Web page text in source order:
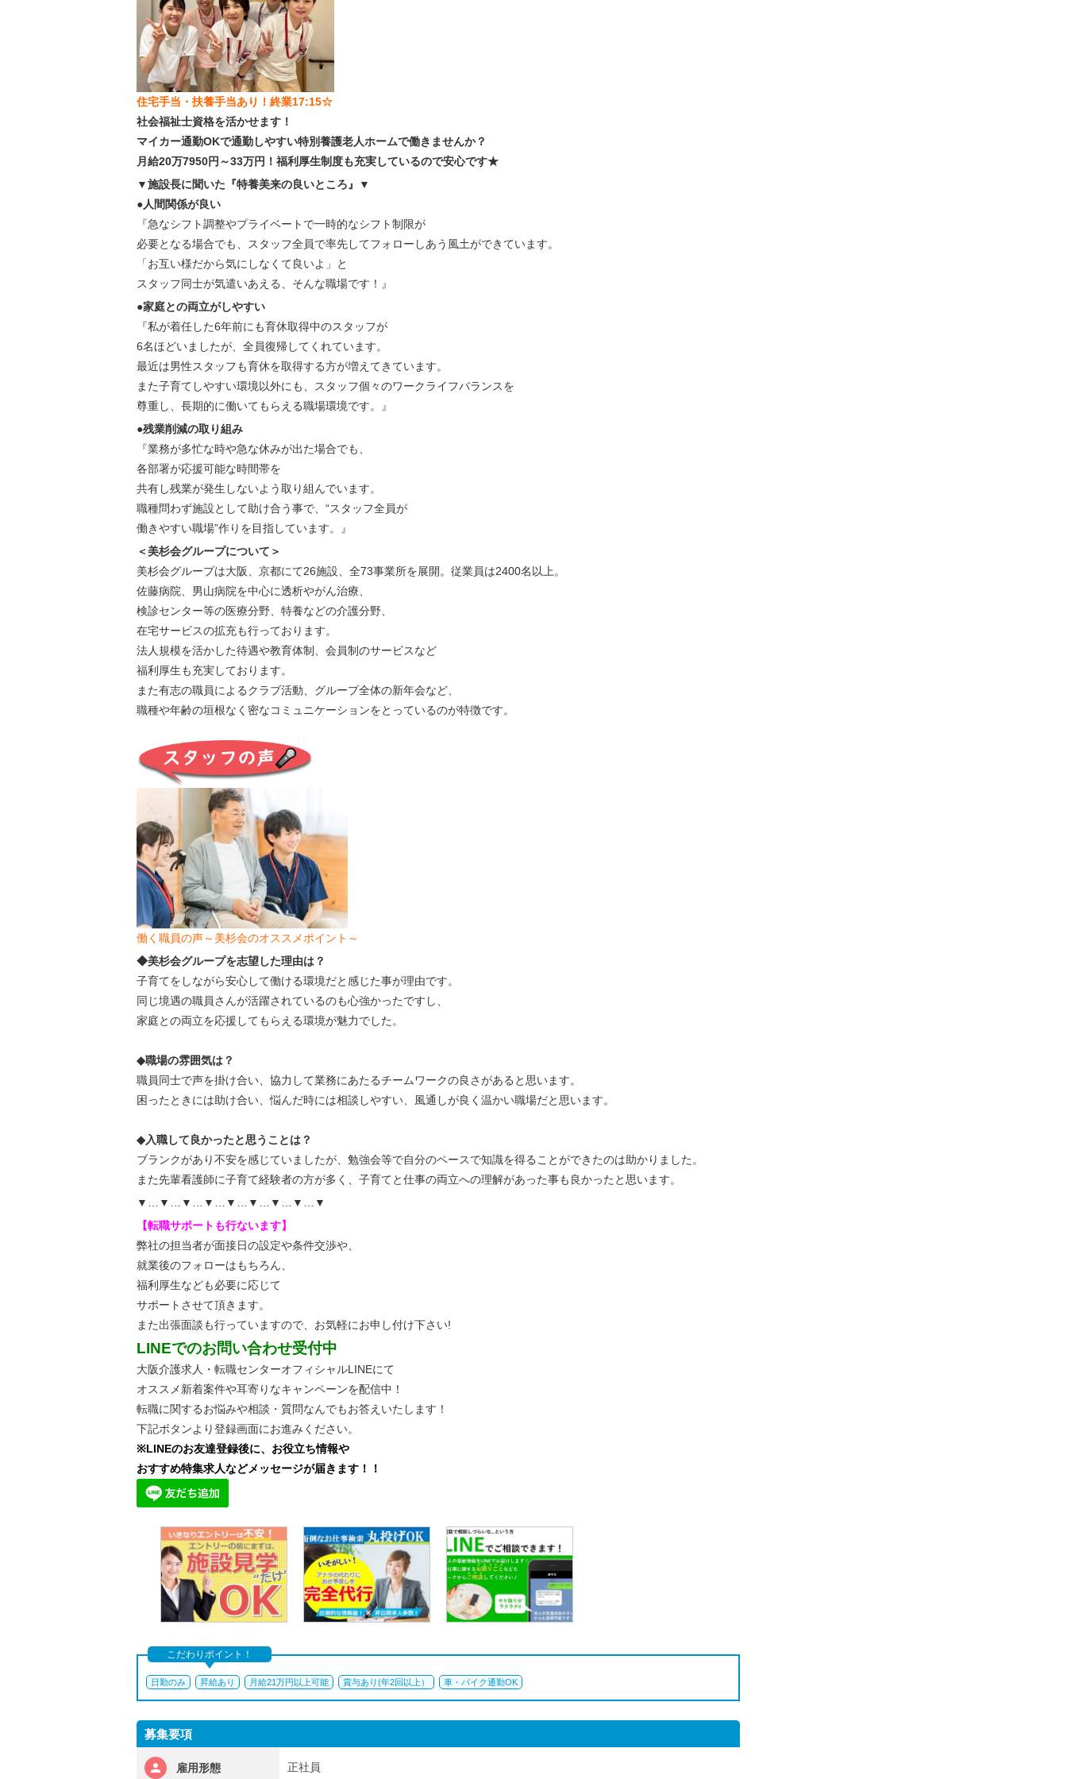
住宅手当・扶養手当あり！終業17:15☆
社会福祉士資格を活かせます！
マイカー通勤OKで通勤しやすい特別養護老人ホームで働きませんか？
月給20万7950円～33万円！福利厚生制度も充実しているので安心です★
▼施設長に聞いた『特養美来の良いところ』▼
●人間関係が良い
『急なシフト調整やプライベートで一時的なシフト制限が
必要となる場合でも、スタッフ全員で率先してフォローしあう風土ができています。
「お互い様だから気にしなくて良いよ」と
スタッフ同士が気遣いあえる、そんな職場です！』
●家庭との両立がしやすい
『私が着任した6年前にも育休取得中のスタッフが
6名ほどいましたが、全員復帰してくれています。
最近は男性スタッフも育休を取得する方が増えてきています。
また子育てしやすい環境以外にも、スタッフ個々のワークライフバランスを
尊重し、長期的に働いてもらえる職場環境です。』
●残業削減の取り組み
『業務が多忙な時や急な休みが出た場合でも、
各部署が応援可能な時間帯を
共有し残業が発生しないよう取り組んでいます。
職種問わず施設として助け合う事で、“スタッフ全員が
働きやすい職場”作りを目指しています。』
＜美杉会グループについて＞
美杉会グループは大阪、京都にて26施設、全73事業所を展開。従業員は2400名以上。
佐藤病院、男山病院を中心に透析やがん治療、
検診センター等の医療分野、特養などの介護分野、
在宅サービスの拡充も行っております。
法人規模を活かした待遇や教育体制、会員制のサービスなど
福利厚生も充実しております。
また有志の職員によるクラブ活動、グループ全体の新年会など、
職種や年齢の垣根なく密なコミュニケーションをとっているのが特徴です。
働く職員の声～美杉会のオススメポイント～
◆美杉会グループを志望した理由は？
子育てをしながら安心して働ける環境だと感じた事が理由です。
同じ境遇の職員さんが活躍されているのも心強かったですし、
家庭との両立を応援してもらえる環境が魅力でした。
◆職場の雰囲気は？
職員同士で声を掛け合い、協力して業務にあたるチームワークの良さがあると思います。
困ったときには助け合い、悩んだ時には相談しやすい、風通しが良く温かい職場だと思います。
◆入職して良かったと思うことは？
ブランクがあり不安を感じていましたが、勉強会等で自分のペースで知識を得ることができたのは助かりました。
また先輩看護師に子育て経験者の方が多く、子育てと仕事の両立への理解があった事も良かったと思います。
▼…▼…▼…▼…▼…▼…▼…▼…▼
【転職サポートも行ないます】
弊社の担当者が面接日の設定や条件交渉や、
就業後のフォローはもちろん、
福利厚生なども必要に応じて
サポートさせて頂きます。
また出張面談も行っていますので、 お気軽にお申し付け下さい!
LINEでのお問い合わせ受付中
大阪介護求人・転職センターオフィシャルLINEにて
オススメ新着案件や耳寄りなキャンペーンを配信中！
転職に関するお悩みや相談・質問なんでもお答えいたします！
下記ボタンより登録画面にお進みください。
※LINEのお友達登録後に、お役立ち情報や
おすすめ特集求人などメッセージが届きます！！
こだわりポイント！
日勤のみ 昇給あり 月給21万円以上可能 賞与あり(年2回以上） 車・バイク通勤OK
募集要項
雇用形態 正社員